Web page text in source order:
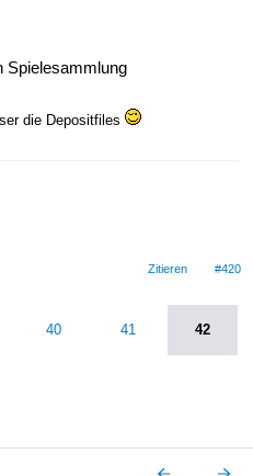
Spielesammlung
die Depositfiles
Zitieren #420
40 41 42